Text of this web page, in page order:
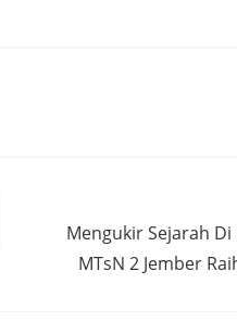
Mengukir Sejarah
MTsN 2 Jember